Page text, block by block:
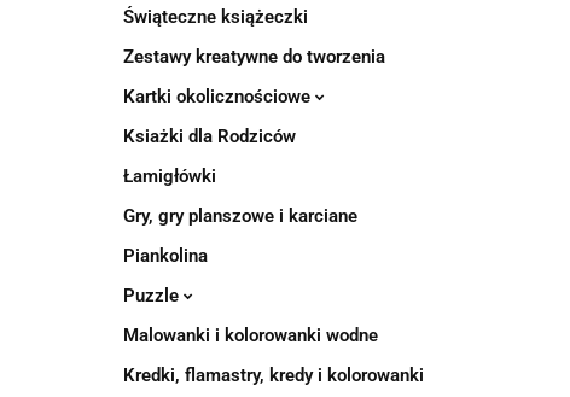
Świąteczne książeczki
Zestawy kreatywne do tworzenia
Kartki okolicznościowe
Ksiażki dla Rodziców
Łamigłówki
Gry, gry planszowe i karciane
Piankolina
Puzzle
Malowanki i kolorowanki wodne
Kredki, flamastry, kredy i kolorowanki